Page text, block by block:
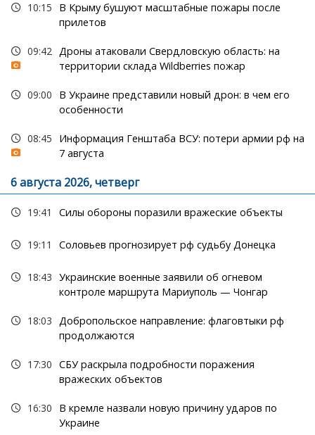
10:15
В Крыму бушуют масштабные пожары после
прилетов
09:42 Дроны атаковали Свердловскую область: на
территории склада Wildberries пожар
09:00
В Украине представили новый дрон: в чем его
особенности
08:45
Информация Генштаба ВСУ: потери армии рф на
7 августа
6 августа 2026, четверг
19:41 Силы обороны поразили вражеские объекты
19:11 Соловьев прогнозирует рф судьбу Донецка
18:43 Украинские военные заявили об огневом
контроле маршрута Мариуполь — Чонгар
18:03 Добропольское направление: флаговтыки рф
продолжаются
17:30 СБУ раскрыла подробности поражения
вражеских объектов
16:30
В кремле назвали новую причину ударов по
Украине